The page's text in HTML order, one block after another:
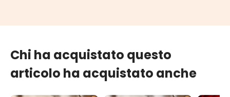
Chi ha acquistato questo
articolo ha acquistato anche